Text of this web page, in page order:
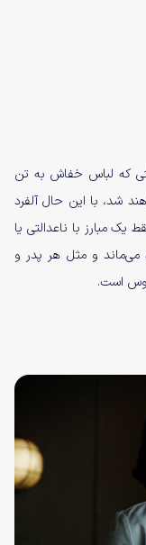
که لباس خفاش به تن
شد، با این حال آلفرد
مبارز با ناعدالتی یا
و مثل هر پدر و
است.